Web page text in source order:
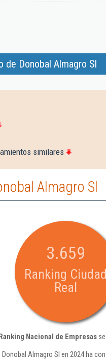
de Donobal Almagro Sl
similares
Almagro Sl
3.659
Ranking Ciudad
Real
Nacional de Empresas
Almagro Sl en 2024 ha